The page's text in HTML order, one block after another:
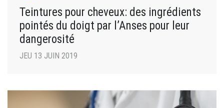
Teintures pour cheveux: des ingrédients
pointés du doigt par l’Anses pour leur
dangerosité
JEU 13 JUIN 2019